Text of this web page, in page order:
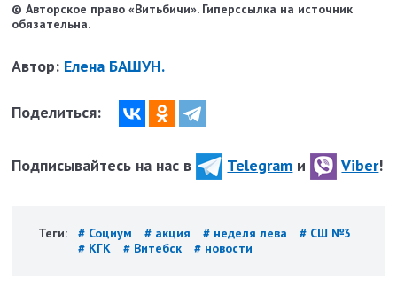
© Авторское право «Витьбичи». Гиперссылка на источник
обязательна.
Автор: Елена БАШУН.
Поделиться:
Подписывайтесь на нас в Telegram и Viber!
Теги: # Социум # акция # неделя лева
# СШ №3
# КГК
# Витебск # новости